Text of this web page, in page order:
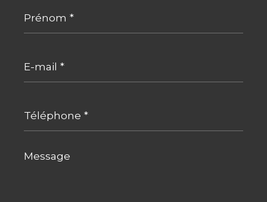
*
mail
*
*
Message
*